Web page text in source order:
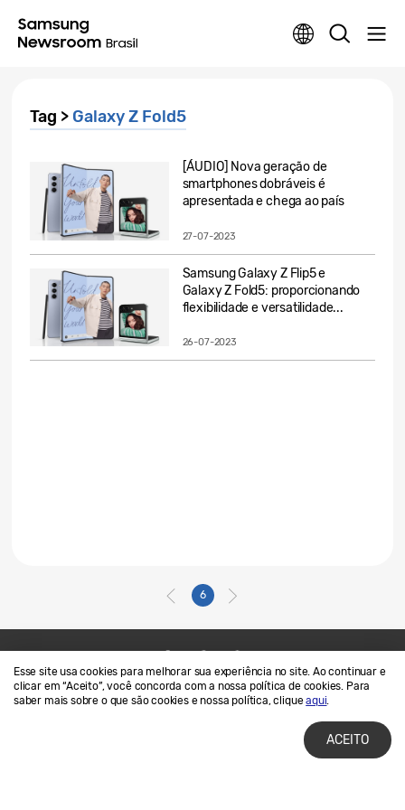
Esse site usa cookies para melhorar sua experiência no site. Ao continuar e
clicar em “Aceito”, você concorda com a nossa política de cookies. Para
saber mais sobre o que são cookies e nossa política, cliqueaqui.
ACEITO
Tag > Galaxy Z Fold5
[ÁUDIO] Nova geração de
smartphones dobráveis é
apresentada e chega ao país
27-07-2023
Samsung Galaxy Z Flip5 e
Galaxy Z Fold5: proporcionando
flexibilidade e versatilidade...
26-07-2023
6
Contato
SAMSUNG.COM
Termos de Uso
Privacidade e Cookies